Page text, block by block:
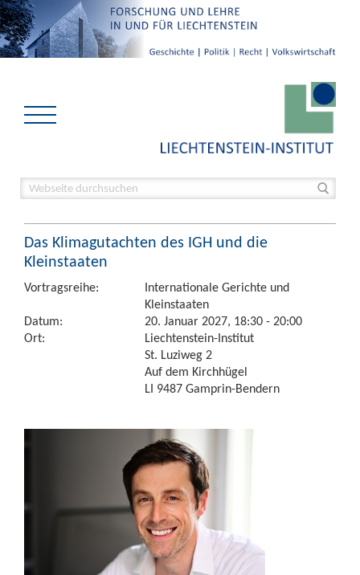
Das Klimagutachten des IGH und die
Kleinstaaten
Vortragsreihe:
Internationale Gerichte und
Kleinstaaten
Datum:
20. Januar 2027, 18:30 - 20:00
Ort:
Liechtenstein-Institut
St. Luziweg 2
Auf dem Kirchhügel
LI 9487 Gamprin-Bendern